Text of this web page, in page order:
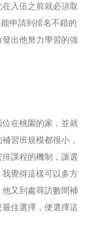
入伍之前就必須取
申請到排名不錯的
出他努力學習的強
在桃園的家，並就
補習班規模都很小，
課程的機制，讓選
覺得這樣可以多方
又到處尋訪數間補
佳選擇，便選擇這
。